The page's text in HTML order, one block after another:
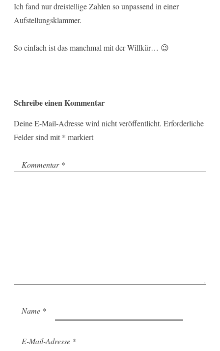
Ich fand nur dreistellige Zahlen so unpassend in einer
Aufstellungsklammer.
So einfach ist das manchmal mit der Willkür… 😉
Schreibe einen Kommentar
Deine E-Mail-Adresse wird nicht veröffentlicht. Erforderliche
Felder sind mit * markiert
Kommentar *
Name *
E-Mail-Adresse *